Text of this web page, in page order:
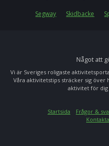
Segway Skidbacke
Något att
Vi är Sveriges roligaste
Våra aktivitetstips sträcker sig
aktivitet för dig
Startsida Frågor &